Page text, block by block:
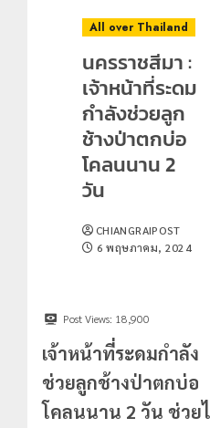
All over Thailand
นครราชสีมา :
เจ้าหน้าที่ระดม
กำลังช่วยลูก
ช้างป่าตกบ่อ
โคลนนาน 2
วัน
CHIANGRAIPOST
6 พฤษภาคม, 2024
Post Views: 18,900
เจ้าหน้าที่ระดมกำลัง
ช่วยลูกช้างป่าตกบ่อ
โคลนนาน 2 วัน ช่วย